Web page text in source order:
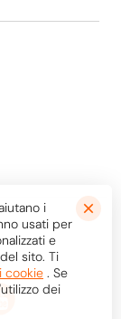
i
usati per
e
sito. Ti
cookie . Se
dei